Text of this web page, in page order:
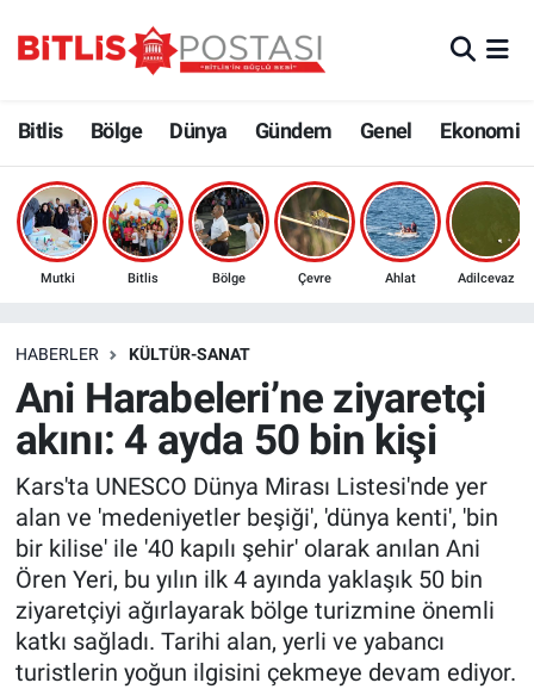
Bitlis Bölge Dünya Gündem Genel Ekonomi
Mutki Bitlis Bölge Çevre Ahlat Adilcevaz
HABERLER KÜLTÜR-SANAT
Ani Harabeleri’ne ziyaretçi
akını: 4 ayda 50 bin kişi
Kars'ta UNESCO Dünya Mirası Listesi'nde yer
alan ve 'medeniyetler beşiği', 'dünya kenti', 'bin
bir kilise' ile '40 kapılı şehir' olarak anılan Ani
Ören Yeri, bu yılın ilk 4 ayında yaklaşık 50 bin
ziyaretçiyi ağırlayarak bölge turizmine önemli
katkı sağladı. Tarihi alan, yerli ve yabancı
turistlerin yoğun ilgisini çekmeye devam ediyor.
Bölge
Çevre
Eğitim
Ekonomi
Genel
Gündem
Kültür-Sanat
Bitlis Trafik Yoğunluk Haritası
Süper Lig Puan Durumu ve Fikstür
Son Dakika Haberleri
Haber Arşivi